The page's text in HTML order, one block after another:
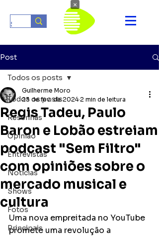
Post
Todos os posts
Resenhas
Opinião
Entrevistas
Notícias
Shows
Fotos
Principais
Todos os posts
Regis Tadeu, Paulo
Baron e Lobão estreiam
podcast "Sem Filtro"
com opiniões sobre o
mercado musical e
cultura
Guilherme Moro
23 de fev. de 2024 2 min de leitura
Uma nova empreitada no YouTube
promete uma revolução a
×